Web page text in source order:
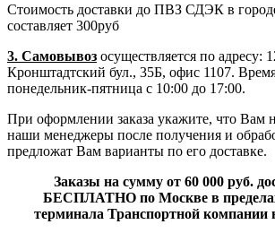
Стоимость доставки до ПВЗ СДЭК в
составляет 300руб
3. Самовывоз осуществляется по адресу:
Кронштадтский бул., 35Б, офис 1107.
понедельник-пятница с 10:00 до 17:00.
При оформлении заказа укажите, что Вам
наши менеджеры после получения и
предложат Вам варианты по его доставке.
Заказы на сумму от 60 000 руб.
БЕСПЛАТНО по Москве в
терминала Транспортной